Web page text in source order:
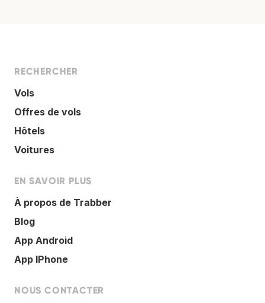
RECHERCHER
Vols
Offres de vols
Hôtels
Voitures
EN SAVOIR PLUS
À propos de Trabber
Blog
App Android
App IPhone
NOUS CONTACTER